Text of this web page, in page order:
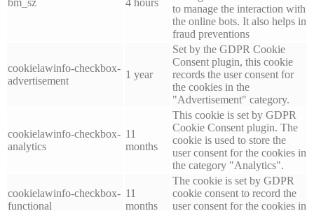
bm_sz 4 hours
to manage the interaction with
the online bots. It also helps in
fraud preventions
cookielawinfo-checkbox-
advertisement
1 year
Set by the GDPR Cookie
Consent plugin, this cookie
records the user consent for
the cookies in the
"Advertisement" category.
cookielawinfo-checkbox-
analytics
11
months
This cookie is set by GDPR
Cookie Consent plugin. The
cookie is used to store the
user consent for the cookies in
the category "Analytics".
cookielawinfo-checkbox-
functional
11
months
The cookie is set by GDPR
cookie consent to record the
user consent for the cookies in